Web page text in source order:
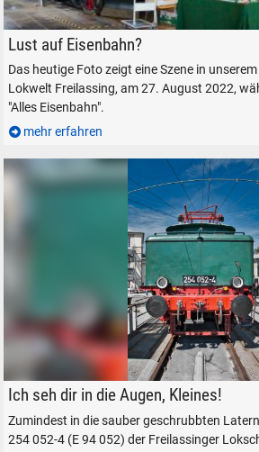
Lokwelt Freilassing, "Alles Eisenbahn", am 27.
Lust auf Eisenbahn?
Das heutige Foto zeigt eine Szene in
Lokwelt Freilassing, am 27. August 2022,
"Alles Eisenbahn".
mehr erfahren
DR 254 052-4 auf der Drehscheibe vor dem
Ich seh dir in die Augen, Kleines!
Zumindest in die sauber geschrubbten
254 052-4 (E 94 052) der Freilassinger